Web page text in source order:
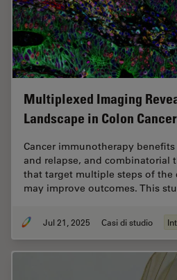
Multiplexed Imaging
Landscape in Colon Cancer
Cancer immunotherapy
and relapse, and combinatorial
that target multiple steps of the
may improve outcomes. This
Jul 21, 2025 Casi di studio